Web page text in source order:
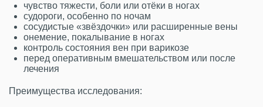
чувство тяжести, боли или отёки в ногах
судороги, особенно по ночам
сосудистые «звёздочки» или расширенные вены
онемение, покалывание в ногах
контроль состояния вен при варикозе
перед оперативным вмешательством или после
лечения
Преимущества исследования: